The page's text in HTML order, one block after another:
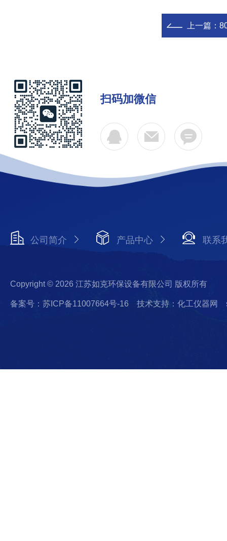
上一篇：
扫码加微信
公司简介 产品中心 联系
Copyright © 2026 江苏如克环保设备有限公司 版权所有
备案号：苏ICP备11007664号-16 技术支持：化工仪器网